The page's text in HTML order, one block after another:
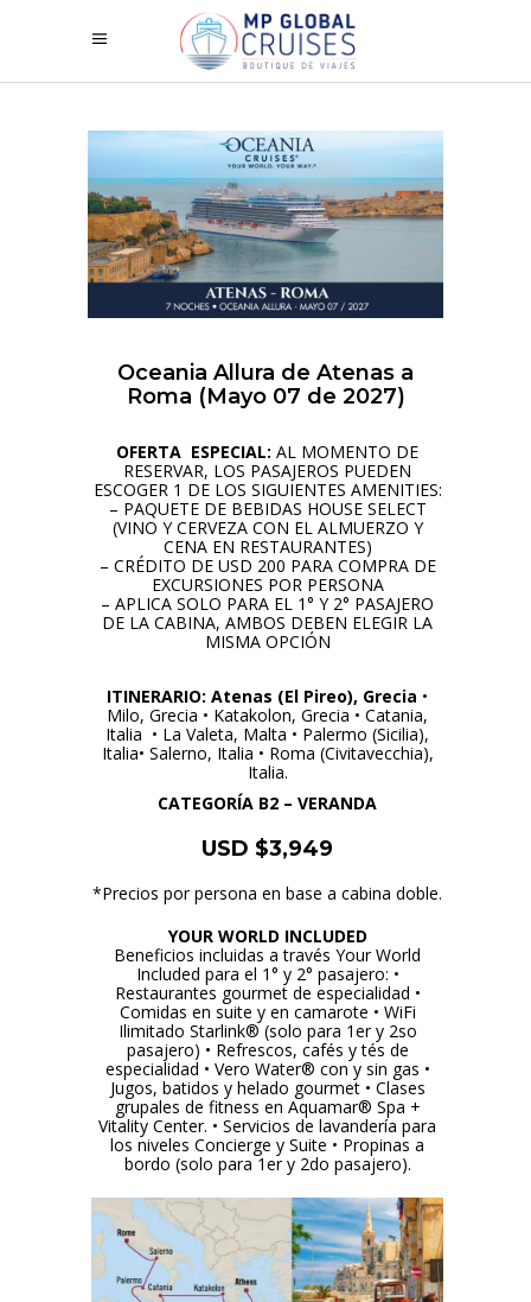
Oceania Allura de Atenas a
Roma (Mayo 07 de 2027)
OFERTA ESPECIAL: AL MOMENTO DE
RESERVAR, LOS PASAJEROS PUEDEN
ESCOGER 1 DE LOS SIGUIENTES AMENITIES:
– PAQUETE DE BEBIDAS HOUSE SELECT
(VINO Y CERVEZA CON EL ALMUERZO Y
CENA EN RESTAURANTES)
– CRÉDITO DE USD 200 PARA COMPRA DE
EXCURSIONES POR PERSONA
– APLICA SOLO PARA EL 1° Y 2° PASAJERO
DE LA CABINA, AMBOS DEBEN ELEGIR LA
MISMA OPCIÓN
ITINERARIO: Atenas (El Pireo), Grecia •
Milo, Grecia • Katakolon, Grecia • Catania,
Italia • La Valeta, Malta • Palermo (Sicilia),
Italia• Salerno, Italia • Roma (Civitavecchia),
Italia.
CATEGORÍA B2 – VERANDA
USD $3,949
*Precios por persona en base a cabina doble.
YOUR WORLD INCLUDED
Beneficios incluidas a través Your World
Included para el 1° y 2° pasajero: •
Restaurantes gourmet de especialidad •
Comidas en suite y en camarote • WiFi
Ilimitado Starlink® (solo para 1er y 2so
pasajero) • Refrescos, cafés y tés de
especialidad • Vero Water® con y sin gas •
Jugos, batidos y helado gourmet • Clases
grupales de fitness en Aquamar® Spa +
Vitality Center. • Servicios de lavandería para
los niveles Concierge y Suite • Propinas a
bordo (solo para 1er y 2do pasajero).